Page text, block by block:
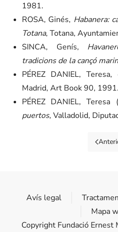
1981.
ROSA, Ginés, Habanera:
Totana, Totana,
SINCA, Genís,
tradicions de la cançó
PÉREZ DANIEL, Teresa,
Madrid, Art Book 90, 1991.
PÉREZ DANIEL, Teresa
puertos, Valladolid,
Avís legal
Mapa
Copyright Fundació